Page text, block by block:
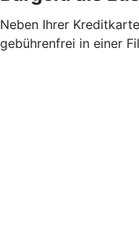
Neben Ihrer
gebührenfrei in einer